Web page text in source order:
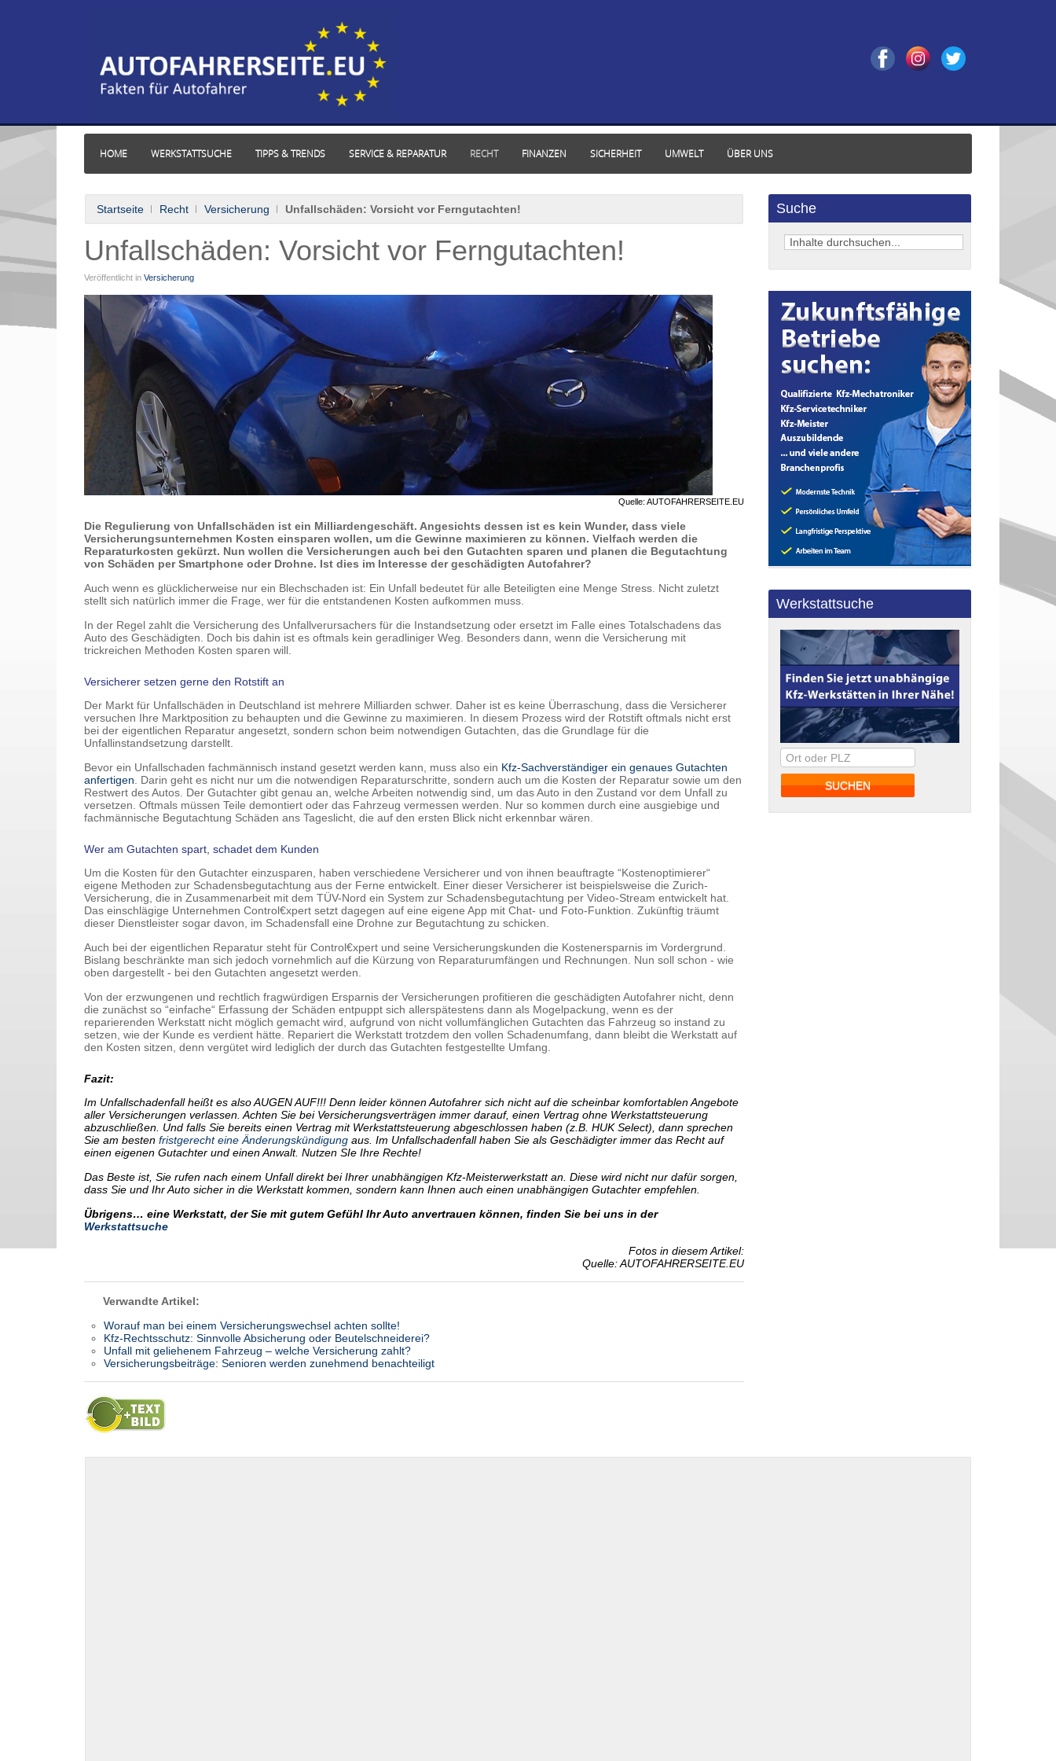
HOME WERKSTATTSUCHE TIPPS & TRENDS SERVICE & REPARATUR RECHT FINANZEN SICHERHEIT UMWELT ÜBER UNS
Startseite Recht Versicherung Unfallschäden: Vorsicht vor Ferngutachten!
Unfallschäden: Vorsicht vor Ferngutachten!
Veröffentlicht in Versicherung
Quelle: AUTOFAHRERSEITE.EU
Die Regulierung von Unfallschäden ist ein Milliardengeschäft. Angesichts dessen ist es kein Wunder, dass viele
Versicherungsunternehmen Kosten einsparen wollen, um die Gewinne maximieren zu können. Vielfach werden die
Reparaturkosten gekürzt. Nun wollen die Versicherungen auch bei den Gutachten sparen und planen die Begutachtung
von Schäden per Smartphone oder Drohne. Ist dies im Interesse der geschädigten Autofahrer?
Auch wenn es glücklicherweise nur ein Blechschaden ist: Ein Unfall bedeutet für alle Beteiligten eine Menge Stress. Nicht zuletzt
stellt sich natürlich immer die Frage, wer für die entstandenen Kosten aufkommen muss.
In der Regel zahlt die Versicherung des Unfallverursachers für die Instandsetzung oder ersetzt im Falle eines Totalschadens das
Auto des Geschädigten. Doch bis dahin ist es oftmals kein geradliniger Weg. Besonders dann, wenn die Versicherung mit
trickreichen Methoden Kosten sparen will.
Versicherer setzen gerne den Rotstift an
Der Markt für Unfallschäden in Deutschland ist mehrere Milliarden schwer. Daher ist es keine Überraschung, dass die Versicherer
versuchen Ihre Marktposition zu behaupten und die Gewinne zu maximieren. In diesem Prozess wird der Rotstift oftmals nicht erst
bei der eigentlichen Reparatur angesetzt, sondern schon beim notwendigen Gutachten, das die Grundlage für die
Unfallinstandsetzung darstellt.
Bevor ein Unfallschaden fachmännisch instand gesetzt werden kann, muss also ein Kfz-Sachverständiger ein genaues Gutachten
anfertigen. Darin geht es nicht nur um die notwendigen Reparaturschritte, sondern auch um die Kosten der Reparatur sowie um den
Restwert des Autos. Der Gutachter gibt genau an, welche Arbeiten notwendig sind, um das Auto in den Zustand vor dem Unfall zu
versetzen. Oftmals müssen Teile demontiert oder das Fahrzeug vermessen werden. Nur so kommen durch eine ausgiebige und
fachmännische Begutachtung Schäden ans Tageslicht, die auf den ersten Blick nicht erkennbar wären.
Wer am Gutachten spart, schadet dem Kunden
Um die Kosten für den Gutachter einzusparen, haben verschiedene Versicherer und von ihnen beauftragte “Kostenoptimierer“
eigene Methoden zur Schadensbegutachtung aus der Ferne entwickelt. Einer dieser Versicherer ist beispielsweise die Zurich-
Versicherung, die in Zusammenarbeit mit dem TÜV-Nord ein System zur Schadensbegutachtung per Video-Stream entwickelt hat.
Das einschlägige Unternehmen Control€xpert setzt dagegen auf eine eigene App mit Chat- und Foto-Funktion. Zukünftig träumt
dieser Dienstleister sogar davon, im Schadensfall eine Drohne zur Begutachtung zu schicken.
Auch bei der eigentlichen Reparatur steht für Control€xpert und seine Versicherungskunden die Kostenersparnis im Vordergrund.
Bislang beschränkte man sich jedoch vornehmlich auf die Kürzung von Reparaturumfängen und Rechnungen. Nun soll schon - wie
oben dargestellt - bei den Gutachten angesetzt werden.
Von der erzwungenen und rechtlich fragwürdigen Ersparnis der Versicherungen profitieren die geschädigten Autofahrer nicht, denn
die zunächst so “einfache“ Erfassung der Schäden entpuppt sich allerspätestens dann als Mogelpackung, wenn es der
reparierenden Werkstatt nicht möglich gemacht wird, aufgrund von nicht vollumfänglichen Gutachten das Fahrzeug so instand zu
setzen, wie der Kunde es verdient hätte. Repariert die Werkstatt trotzdem den vollen Schadenumfang, dann bleibt die Werkstatt auf
den Kosten sitzen, denn vergütet wird lediglich der durch das Gutachten festgestellte Umfang.
Fazit:
Im Unfallschadenfall heißt es also AUGEN AUF!!! Denn leider können Autofahrer sich nicht auf die scheinbar komfortablen Angebote
aller Versicherungen verlassen. Achten Sie bei Versicherungsverträgen immer darauf, einen Vertrag ohne Werkstattsteuerung
abzuschließen. Und falls Sie bereits einen Vertrag mit Werkstattsteuerung abgeschlossen haben (z.B. HUK Select), dann sprechen
Sie am besten fristgerecht eine Änderungskündigung aus. Im Unfallschadenfall haben Sie als Geschädigter immer das Recht auf
einen eigenen Gutachter und einen Anwalt. Nutzen SIe Ihre Rechte!
Das Beste ist, Sie rufen nach einem Unfall direkt bei Ihrer unabhängigen Kfz-Meisterwerkstatt an. Diese wird nicht nur dafür sorgen,
dass Sie und Ihr Auto sicher in die Werkstatt kommen, sondern kann Ihnen auch einen unabhängigen Gutachter empfehlen.
Übrigens… eine Werkstatt, der Sie mit gutem Gefühl Ihr Auto anvertrauen können, finden Sie bei uns in der
Werkstattsuche
Fotos in diesem Artikel:
Quelle: AUTOFAHRERSEITE.EU
Verwandte Artikel:
Worauf man bei einem Versicherungswechsel achten sollte!
Kfz-Rechtsschutz: Sinnvolle Absicherung oder Beutelschneiderei?
Unfall mit geliehenem Fahrzeug – welche Versicherung zahlt?
Versicherungsbeiträge: Senioren werden zunehmend benachteiligt
Suche
Werkstattsuche